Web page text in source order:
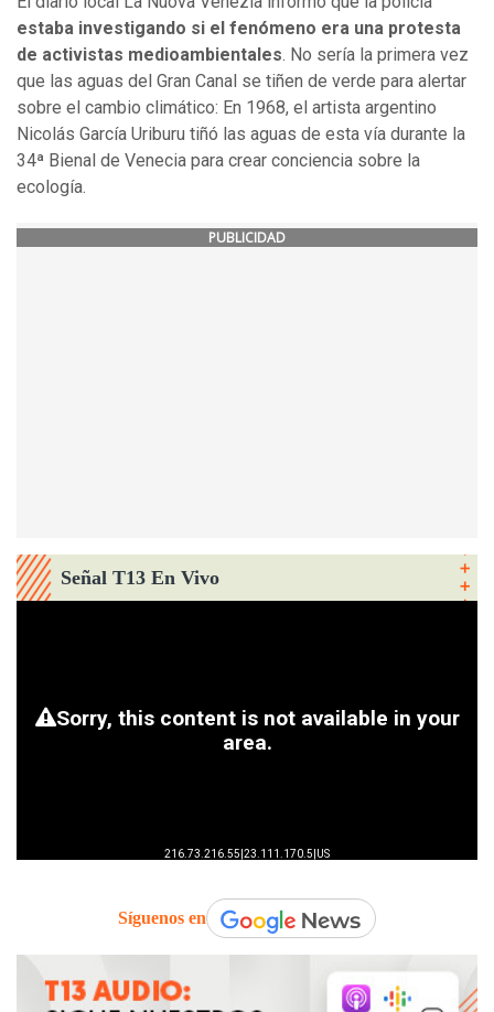
estaba investigando si el fenómeno era una protesta
de activistas medioambientales. No sería la primera vez
que las aguas del Gran Canal se tiñen de verde para alertar
sobre el cambio climático: En 1968, el artista argentino
Nicolás García Uriburu tiñó las aguas de esta vía durante la
34ª Bienal de Venecia para crear conciencia sobre la
ecología.
PUBLICIDAD
Señal T13 En Vivo
Síguenos en